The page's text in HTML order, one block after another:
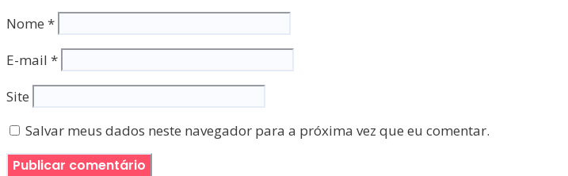
Nome *
E-mail *
Site
Salvar meus dados neste navegador para a próxima vez que eu comentar.